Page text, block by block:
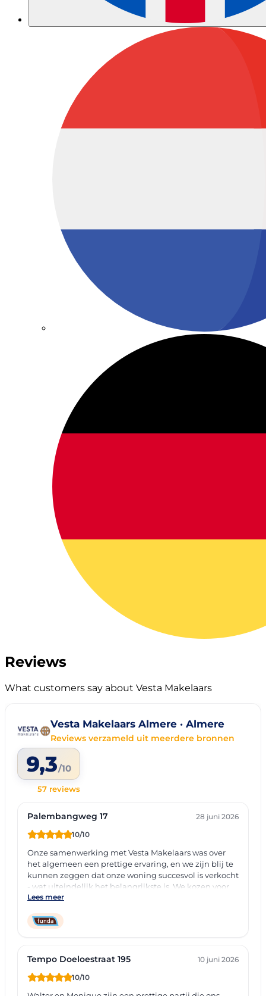
Reviews
What customers say about Vesta Makelaars